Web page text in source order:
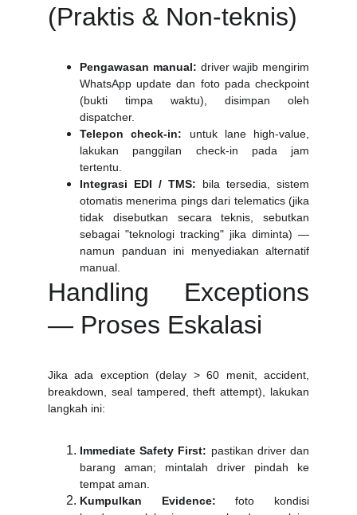
(Praktis & Non-teknis)
Pengawasan manual: driver wajib mengirim
WhatsApp update dan foto pada checkpoint
(bukti timpa waktu), disimpan oleh
dispatcher.
Telepon check-in: untuk lane high-value,
lakukan panggilan check-in pada jam
tertentu.
Integrasi EDI / TMS: bila tersedia, sistem
otomatis menerima pings dari telematics (jika
tidak disebutkan secara teknis, sebutkan
sebagai "teknologi tracking" jika diminta) —
namun panduan ini menyediakan alternatif
manual.
Handling Exceptions
— Proses Eskalasi
Jika ada exception (delay > 60 menit, accident,
breakdown, seal tampered, theft attempt), lakukan
langkah ini:
Immediate Safety First: pastikan driver dan
barang aman; mintalah driver pindah ke
tempat aman.
Kumpulkan Evidence: foto kondisi